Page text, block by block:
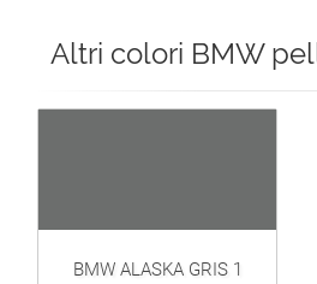
Altri colori BMW
BMW ALASKA GRIS 1